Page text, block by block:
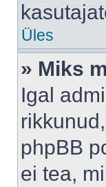
Üles
» Miks
Igal
phpBB
ei tea,